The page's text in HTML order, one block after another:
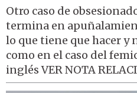
Otro caso de
termina en
lo que tiene que hacer y
como en el caso del
inglés VER NOTA